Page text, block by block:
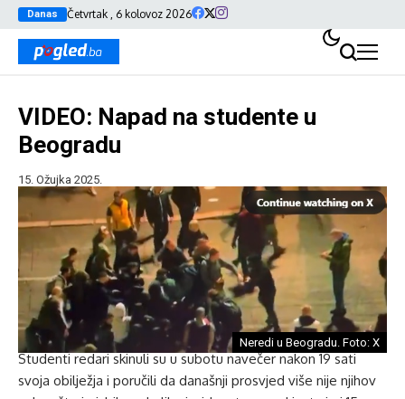
Danas Četvrtak , 6 kolovoz 2026
VIDEO: Napad na studente u
Beogradu
15. Ožujka 2025.
Neredi u Beogradu. Foto: X
Studenti redari skinuli su u subotu navečer nakon 19 sati
svoja obilježja i poručili da današnji prosvjed više nije njihov